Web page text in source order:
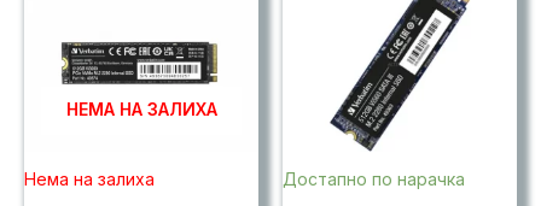
НЕМА НА ЗАЛИХА
Нема на залиха Достапно по нарачка